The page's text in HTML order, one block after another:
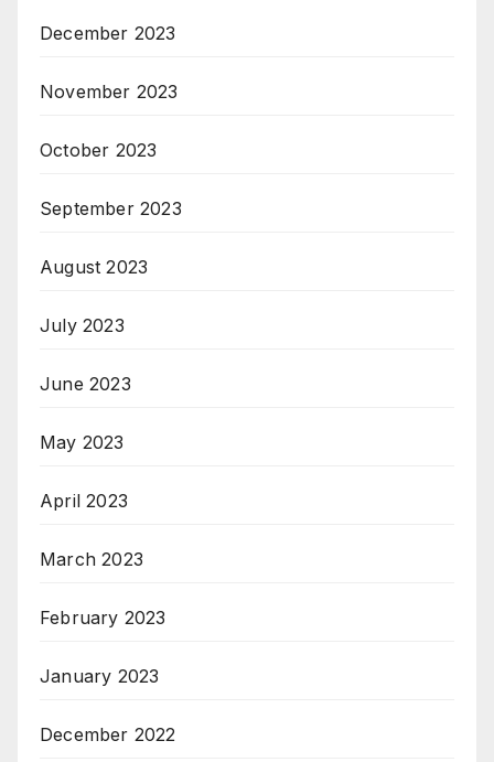
December 2023
November 2023
October 2023
September 2023
August 2023
July 2023
June 2023
May 2023
April 2023
March 2023
February 2023
January 2023
December 2022